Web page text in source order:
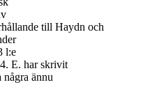
till Haydn och
l:e
E. har skrivit
ännu